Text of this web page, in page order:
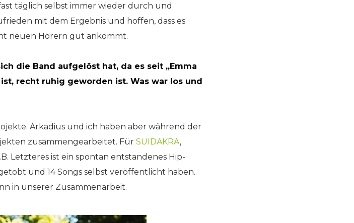
täglich selbst immer wieder durch und
mit dem Ergebnis und hoffen, dass es
neuen Hörern gut ankommt.
die Band aufgelöst hat, da es seit „Emma
recht ruhig geworden ist. Was war los und
Arkadius und ich haben aber während der
zusammengearbeitet. Für SUIDAKRA,
Letzteres ist ein spontan entstandenes Hip-
und 14 Songs selbst veröffentlicht haben.
in unserer Zusammenarbeit.